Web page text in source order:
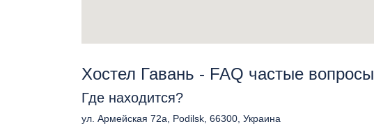
Хостел Гавань - FAQ частые вопросы
Где находится?
ул. Армейская 72а, Podilsk, 66300, Украина